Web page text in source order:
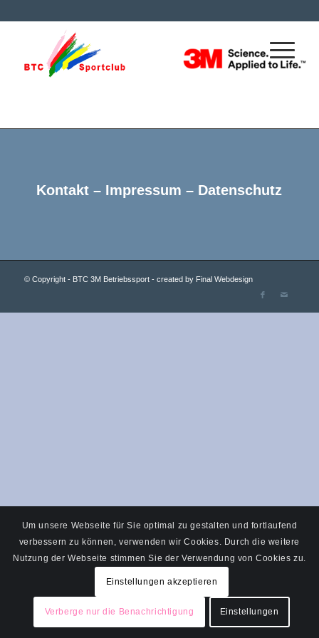
Vereinsinformationen
Kontakt – Impressum – Datenschutz
© Copyright - BTC 3M Betriebssport - created by Final Webdesign
Um unsere Webseite für Sie optimal zu gestalten und fortlaufend
verbessern zu können, verwenden wir Cookies. Durch die weitere
Nutzung der Webseite stimmen Sie der Verwendung von Cookies zu.
Einstellungen akzeptieren
Verberge nur die Benachrichtigung Einstellungen